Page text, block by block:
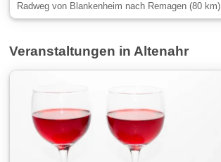
Radweg von Blankenheim nach Remagen (80 km)
Veranstaltungen in Altenahr